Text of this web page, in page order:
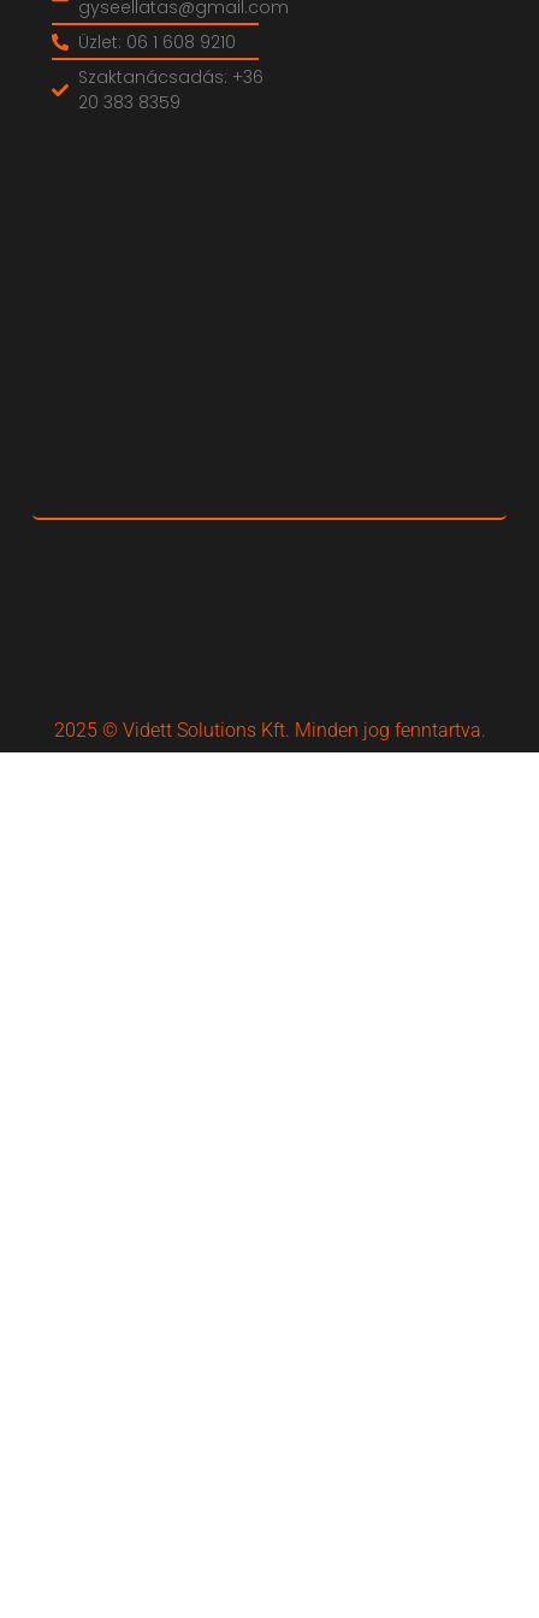
gyseellatas@gmail.com
Üzlet: 06 1 608 9210
Szaktanácsadás: +36
20 383 8359
2025 © Vidett Solutions Kft. Minden jog fenntartva.